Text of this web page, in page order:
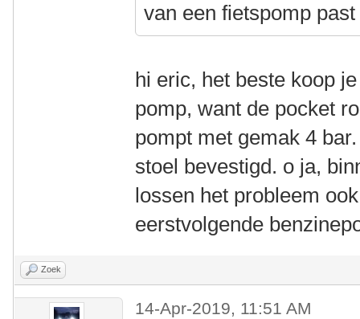
van een fietspomp
hi eric, het beste koop
pomp, want de pocket
pompt met gemak 4
stoel bevestigd. o ja,
lossen het probleem
eerstvolgende
Zoek
14-Apr-2019, 11:51 AM